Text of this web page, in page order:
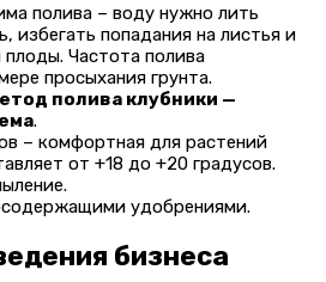
полива – воду нужно лить
избегать попадания на листья и
Частота полива
просыхания грунта.
полива клубники —
.
– комфортная для растений
от +18 до +20 градусов.
удобрениями.
бизнеса